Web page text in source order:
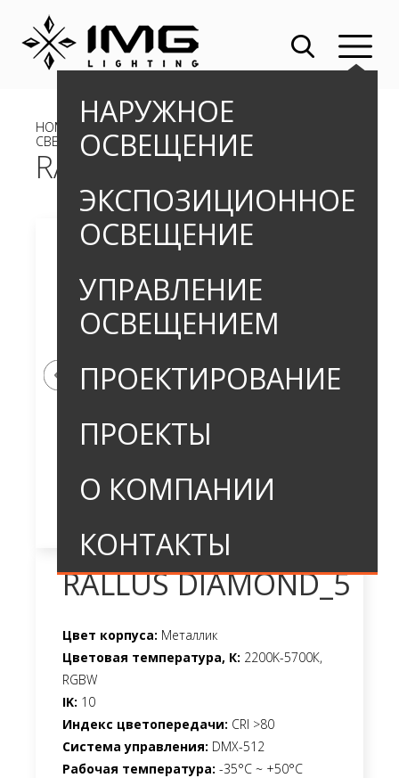
НАРУЖНОЕ
ОСВЕЩЕНИЕ
ЭКСПОЗИЦИОННОЕ
ОСВЕЩЕНИЕ
УПРАВЛЕНИЕ
ОСВЕЩЕНИЕМ
ПРОЕКТИРОВАНИЕ
ПРОЕКТЫ
О КОМПАНИИ
КОНТАКТЫ
HOME » OUTDOOR » ВСТРАИВАЕМЫЕ ГРУНТОВЫЕ
СВЕТИЛЬНИКИ » RALLUS DIAMOND_5
RALLUS DIAMOND_5
RALLUS DIAMOND_5
Цвет корпуса: Металлик
Цветовая температура, К: 2200K-5700К,
RGBW
IK: 10
Индекс цветопередачи: CRI >80
Система управления: DMX-512
Рабочая температура: -35°C ~ +50°C